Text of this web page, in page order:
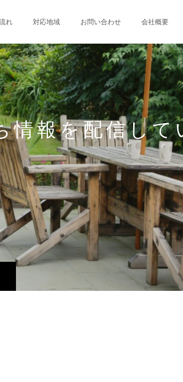
れ 対応地域 お問い合わせ 会社概要
情報を配信して